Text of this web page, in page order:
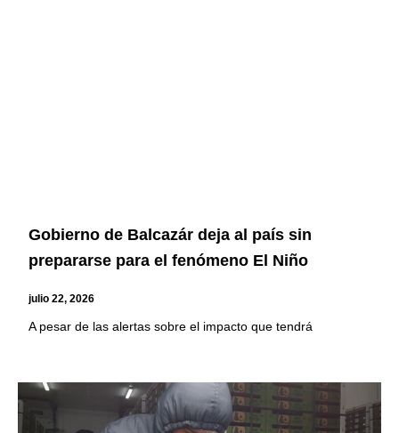
Gobierno de Balcazár deja al país sin
prepararse para el fenómeno El Niño
julio 22, 2026
A pesar de las alertas sobre el impacto que tendrá